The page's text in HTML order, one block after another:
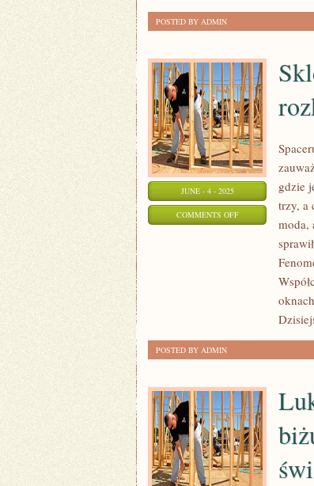
STALI
CHIRURGICZNEJ.
W
21
WIEKU
ŚWIADCZY
O
STYLU
BIŻUTERII
POSTED BY ADMIN
JUNE - 4 - 2025
COMMENTS OFFON
W
21
WIEKU
gdzie
trzy, a
moda,
POSTED BY ADMIN